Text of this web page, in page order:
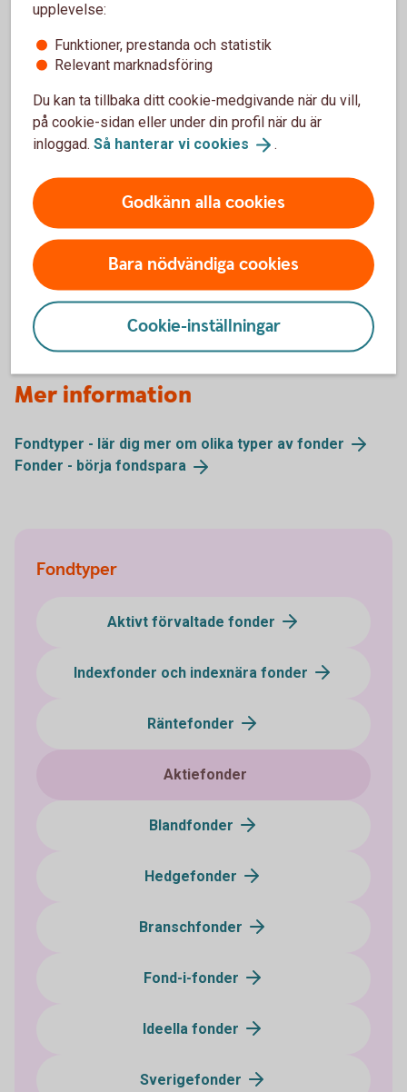
För att hitta våra aktiefonder - följ stegen:
Välj Aktiefonder
Skaffa aktiefonder i Fondlistan
(spara.swedbank.se)
Mer information
Fondtyper - lär dig mer om olika typer av fonder
Fonder - börja fondspara
Fondtyper
Aktivt förvaltade fonder
Indexfonder och indexnära fonder
Räntefonder
Aktiefonder
Blandfonder
Hedgefonder
Branschfonder
Fond-i-fonder
Ideella fonder
Sverigefonder
upplevelse:
Funktioner, prestanda och statistik
Relevant marknadsföring
Du kan ta tillbaka ditt cookie-medgivande när du vill,
på cookie-sidan eller under din profil när du är
inloggad. Så hanterar vi cookies .
Godkänn alla cookies
Bara nödvändiga cookies
Cookie-inställningar